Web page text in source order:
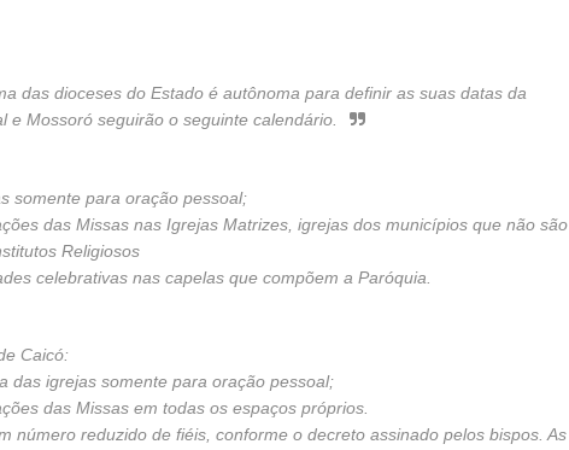
das dioceses do Estado é autônoma para definir as suas datas da
e Mossoró seguirão o seguinte calendário.
somente para oração pessoal;
das Missas nas Igrejas Matrizes, igrejas dos municípios que não são
Religiosos
celebrativas nas capelas que compõem a Paróquia.
Caicó:
das igrejas somente para oração pessoal;
das Missas em todas os espaços próprios.
número reduzido de fiéis, conforme o decreto assinado pelos bispos. As